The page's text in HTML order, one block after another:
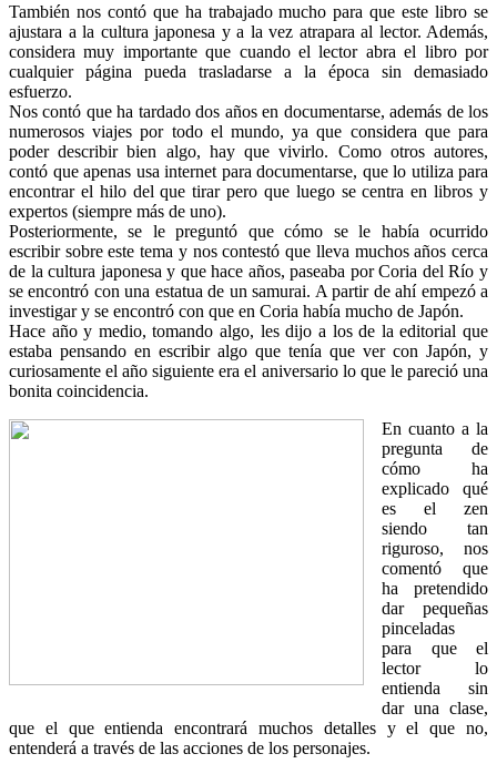
También nos contó que ha trabajado mucho para que este libro se
ajustara a la cultura japonesa y a la vez atrapara al lector. Además,
considera muy importante que cuando el lector abra el libro por
cualquier página pueda trasladarse a la época sin demasiado
esfuerzo.
Nos contó que ha tardado dos años en documentarse, además de los
numerosos viajes por todo el mundo, ya que considera que para
poder describir bien algo, hay que vivirlo. Como otros autores,
contó que apenas usa internet para documentarse, que lo utiliza para
encontrar el hilo del que tirar pero que luego se centra en libros y
expertos (siempre más de uno).
Posteriormente, se le preguntó que cómo se le había ocurrido
escribir sobre este tema y nos contestó que lleva muchos años cerca
de la cultura japonesa y que hace años, paseaba por Coria del Río y
se encontró con una estatua de un samurai. A partir de ahí empezó a
investigar y se encontró con que en Coria había mucho de Japón.
Hace año y medio, tomando algo, les dijo a los de la editorial que
estaba pensando en escribir algo que tenía que ver con Japón, y
curiosamente el año siguiente era el aniversario lo que le pareció una
bonita coincidencia.
En cuanto a la
pregunta de
cómo ha
explicado qué
es el zen
siendo tan
riguroso, nos
comentó que
ha pretendido
dar pequeñas
pinceladas
para que el
lector lo
entienda sin
dar una clase,
que el que entienda encontrará muchos detalles y el que no,
entenderá a través de las acciones de los personajes.